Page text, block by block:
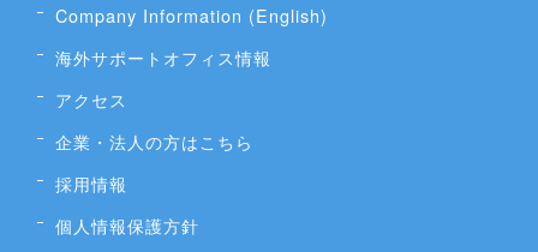
Company Information (English)
海外サポートオフィス情報
アクセス
企業・法人の方はこちら
採用情報
個人情報保護方針